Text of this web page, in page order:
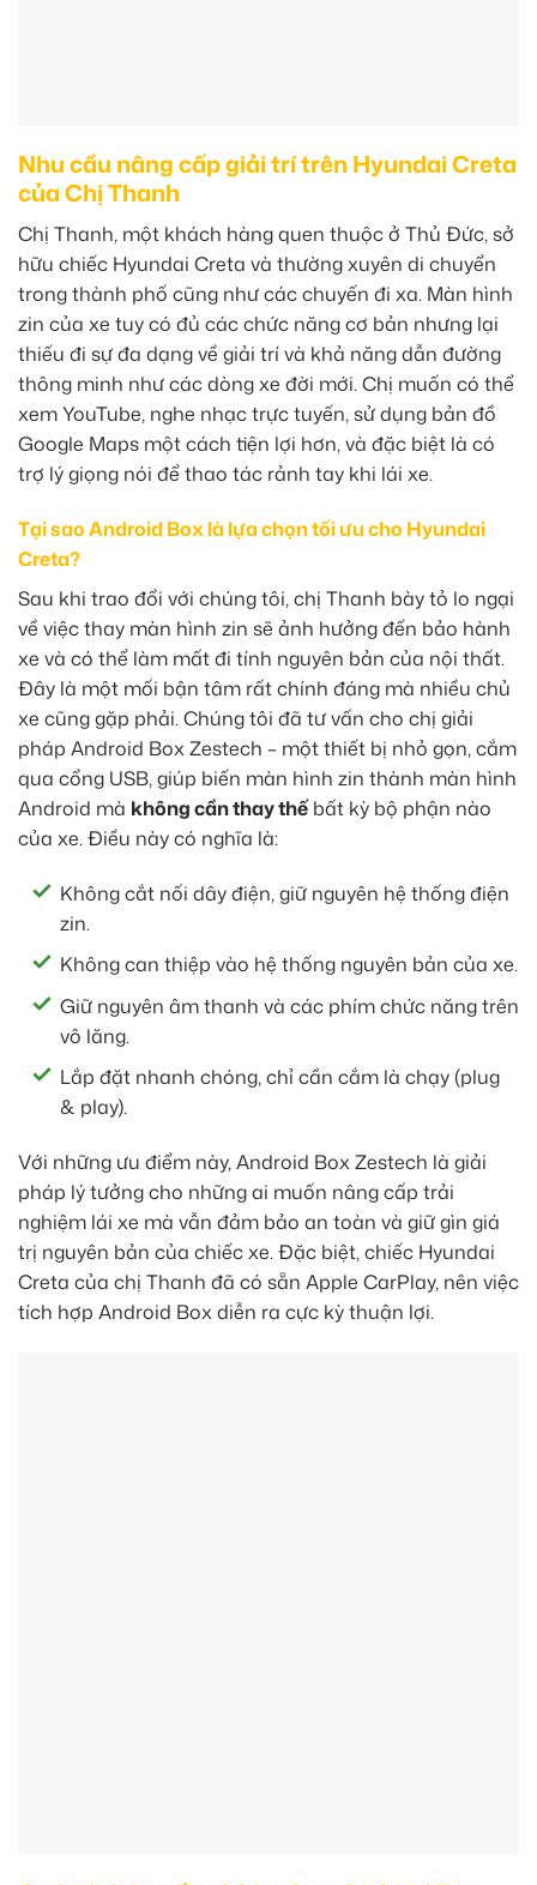
Nhu cầu nâng cấp giải trí trên Hyundai Creta
của Chị Thanh
Chị Thanh, một khách hàng quen thuộc ở Thủ Đức, sở
hữu chiếc Hyundai Creta và thường xuyên di chuyển
trong thành phố cũng như các chuyến đi xa. Màn hình
zin của xe tuy có đủ các chức năng cơ bản nhưng lại
thiếu đi sự đa dạng về giải trí và khả năng dẫn đường
thông minh như các dòng xe đời mới. Chị muốn có thể
xem YouTube, nghe nhạc trực tuyến, sử dụng bản đồ
Google Maps một cách tiện lợi hơn, và đặc biệt là có
trợ lý giọng nói để thao tác rảnh tay khi lái xe.
Tại sao Android Box là lựa chọn tối ưu cho Hyundai
Creta?
Sau khi trao đổi với chúng tôi, chị Thanh bày tỏ lo ngại
về việc thay màn hình zin sẽ ảnh hưởng đến bảo hành
xe và có thể làm mất đi tính nguyên bản của nội thất.
Đây là một mối bận tâm rất chính đáng mà nhiều chủ
xe cũng gặp phải. Chúng tôi đã tư vấn cho chị giải
pháp Android Box Zestech – một thiết bị nhỏ gọn, cắm
qua cổng USB, giúp biến màn hình zin thành màn hình
Android mà không cần thay thếbất kỳ bộ phận nào
của xe. Điều này có nghĩa là:
Không cắt nối dây điện, giữ nguyên hệ thống điện
zin.
Không can thiệp vào hệ thống nguyên bản của xe.
Giữ nguyên âm thanh và các phím chức năng trên
vô lăng.
Lắp đặt nhanh chóng, chỉ cần cắm là chạy (plug
& play).
Với những ưu điểm này, Android Box Zestech là giải
pháp lý tưởng cho những ai muốn nâng cấp trải
nghiệm lái xe mà vẫn đảm bảo an toàn và giữ gìn giá
trị nguyên bản của chiếc xe. Đặc biệt, chiếc Hyundai
Creta của chị Thanh đã có sẵn Apple CarPlay, nên việc
tích hợp Android Box diễn ra cực kỳ thuận lợi.